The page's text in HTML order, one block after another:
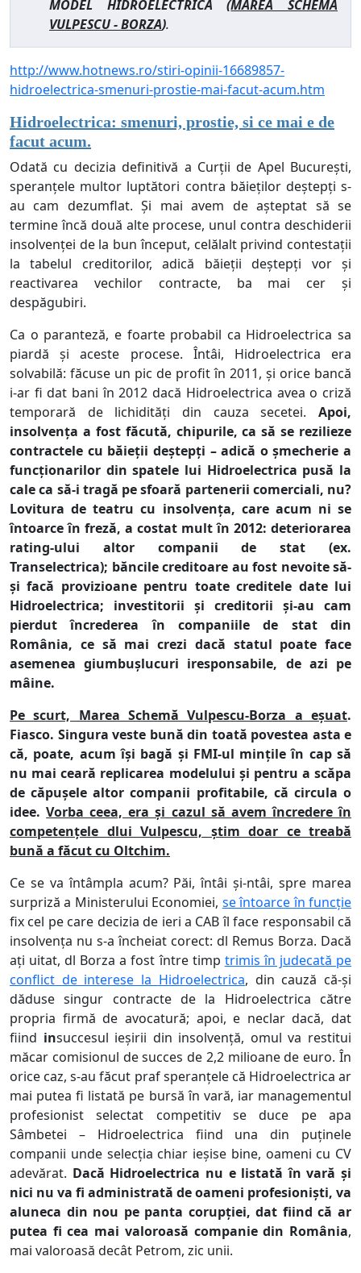
MODEL HIDROELECTRICA (MAREA SCHEMA
VULPESCU - BORZA).
http://www.hotnews.ro/stiri-opinii-16689857-
hidroelectrica-smenuri-prostie-mai-facut-acum.htm
Hidroelectrica: smenuri, prostie, si ce mai e de
facut acum.
Odată cu decizia definitivă a Curții de Apel București,
speranțele multor luptători contra băieților deștepți s-
au cam dezumflat. Și mai avem de așteptat să se
termine încă două alte procese, unul contra deschiderii
insolvenței de la bun început, celălalt privind contestații
la tabelul creditorilor, adică băieții deștepți vor și
reactivarea vechilor contracte, ba mai cer și
despăgubiri.
Ca o paranteză, e foarte probabil ca Hidroelectrica sa
piardă și aceste procese. Întâi, Hidroelectrica era
solvabilă: făcuse un pic de profit în 2011, și orice bancă
i-ar fi dat bani în 2012 dacă Hidroelectrica avea o criză
temporară de lichidități din cauza secetei. Apoi,
insolvența a fost făcută, chipurile, ca să se rezilieze
contractele cu băieții deștepți – adică o șmecherie a
funcționarilor din spatele lui Hidroelectrica pusă la
cale ca să-i tragă pe sfoară partenerii comerciali, nu?
Lovitura de teatru cu insolvența, care acum ni se
întoarce în freză, a costat mult în 2012: deteriorarea
rating-ului altor companii de stat (ex.
Transelectrica); băncile creditoare au fost nevoite să-
și facă provizioane pentru toate creditele date lui
Hidroelectrica; investitorii și creditorii și-au cam
pierdut încrederea în companiile de stat din
România, ce să mai crezi dacă statul poate face
asemenea giumbușlucuri iresponsabile, de azi pe
mâine.
Pe scurt, Marea Schemă Vulpescu-Borza a eșuat.
Fiasco. Singura veste bună din toată povestea asta e
că, poate, acum își bagă și FMI-ul mințile în cap să
nu mai ceară replicarea modelului și pentru a scăpa
de căpușele altor companii profitabile, că circula o
idee.Vorba ceea, era și cazul să avem încredere în
competențele dlui Vulpescu, știm doar ce treabă
bună a făcut cu Oltchim.
Ce se va întâmpla acum? Păi, întâi și-ntâi, spre marea
surpriză a Ministerului Economiei, se întoarce în funcție
fix cel pe care decizia de ieri a CAB îl face responsabil că
insolvența nu s-a încheiat corect: dl Remus Borza. Dacă
ați uitat, dl Borza a fost între timp trimis în judecată pe
conflict de interese la Hidroelectrica, din cauză că-și
dăduse singur contracte de la Hidroelectrica către
propria firmă de avocatură; apoi, e neclar dacă, dat
fiind insuccesul ieșirii din insolvență, omul va restitui
măcar comisionul de succes de 2,2 milioane de euro. În
orice caz, s-au făcut praf speranțele că Hidroelectrica ar
mai putea fi listată pe bursă în vară, iar managementul
profesionist selectat competitiv se duce pe apa
Sâmbetei – Hidroelectrica fiind una din puținele
companii unde selecția chiar ieșise bine, oameni cu CV
adevărat. Dacă Hidroelectrica nu e listată în vară și
nici nu va fi administrată de oameni profesioniști, va
aluneca din nou pe panta corupției, dat fiind că ar
putea fi cea mai valoroasă companie din România,
mai valoroasă decât Petrom, zic unii.